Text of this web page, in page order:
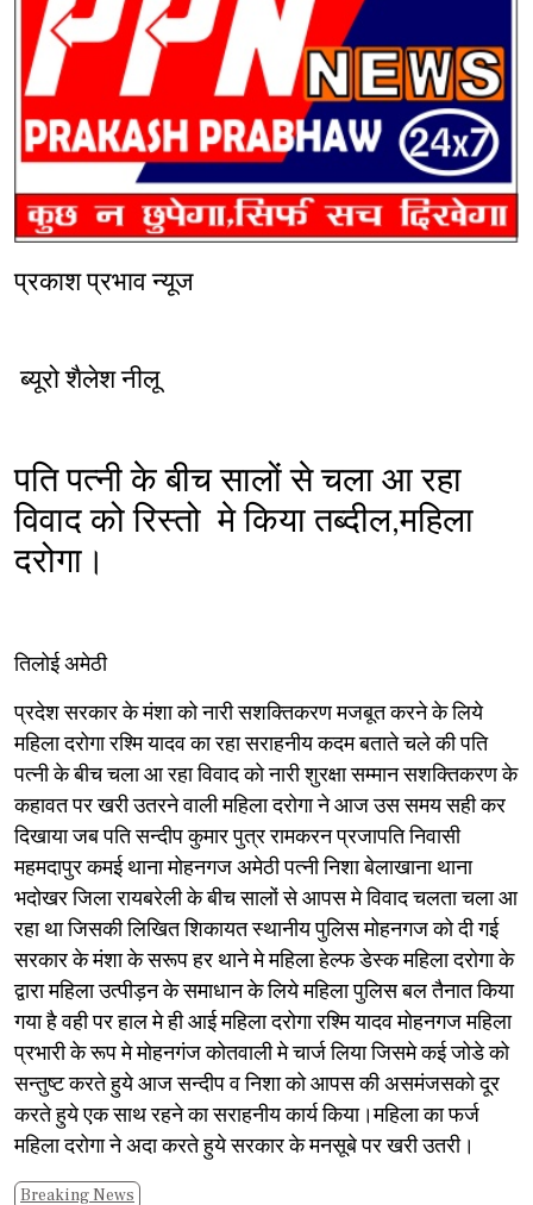
प्रकाश प्रभाव न्यूज
ब्यूरो शैलेश नीलू
पति पत्नी के बीच सालों से चला आ रहा
विवाद को रिस्तो मे किया तब्दील,महिला
दरोगा।
तिलोई अमेठी
प्रदेश सरकार के मंशा को नारी सशक्तिकरण मजबूत करने के लिये
महिला दरोगा रश्मि यादव का रहा सराहनीय कदम बताते चले की पति
पत्नी के बीच चला आ रहा विवाद को नारी शुरक्षा सम्मान सशक्तिकरण के
कहावत पर खरी उतरने वाली महिला दरोगा ने आज उस समय सही कर
दिखाया जब पति सन्दीप कुमार पुत्र रामकरन प्रजापति निवासी
महमदापुर कमई थाना मोहनगज अमेठी पत्नी निशा बेलाखाना थाना
भदोखर जिला रायबरेली के बीच सालों से आपस मे विवाद चलता चला आ
रहा था जिसकी लिखित शिकायत स्थानीय पुलिस मोहनगज को दी गई
सरकार के मंशा के सरूप हर थाने मे महिला हेल्फ डेस्क महिला दरोगा के
द्वारा महिला उत्पीड़न के समाधान के लिये महिला पुलिस बल तैनात किया
गया है वही पर हाल मे ही आई महिला दरोगा रश्मि यादव मोहनगज महिला
प्रभारी के रूप मे मोहनगंज कोतवाली मे चार्ज लिया जिसमे कई जोडे को
सन्तुष्ट करते हुये आज सन्दीप व निशा को आपस की असमंजसको दूर
करते हुये एक साथ रहने का सराहनीय कार्य किया।महिला का फर्ज
महिला दरोगा ने अदा करते हुये सरकार के मनसूबे पर खरी उतरी।
Breaking News